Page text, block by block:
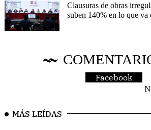
Clausuras de obras
suben 140% en lo que va
Facebook
MÁS LEÍDAS